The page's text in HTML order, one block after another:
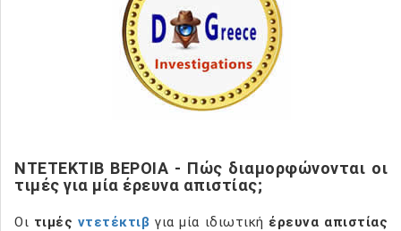
ΝΤΕΤΕΚΤΙΒ ΒΕΡΟΙΑ - Πώς διαμορφώνονται οι
τιμές για μία έρευνα απιστίας;
Οι τιμές ντετέκτιβ για μία ιδιωτική έρευνα απιστίας